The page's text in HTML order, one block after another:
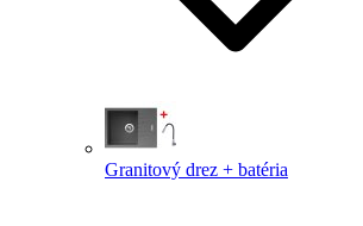
Granitový drez + batéria